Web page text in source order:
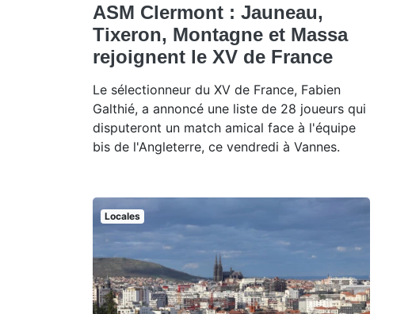
ASM Clermont : Jauneau,
Tixeron, Montagne et Massa
rejoignent le XV de France
Le sélectionneur du XV de France, Fabien
Galthié, a annoncé une liste de 28 joueurs qui
disputeront un match amical face à l'équipe
bis de l'Angleterre, ce vendredi à Vannes.
Locales